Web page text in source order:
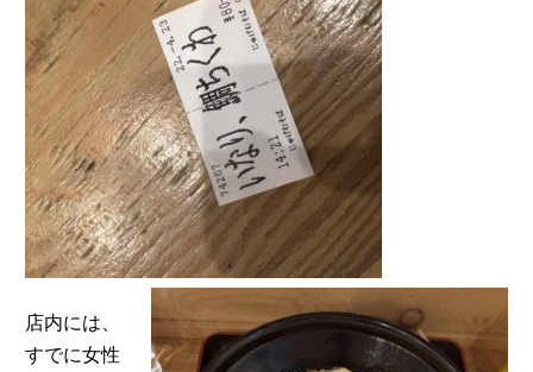
店内には、
すでに女性